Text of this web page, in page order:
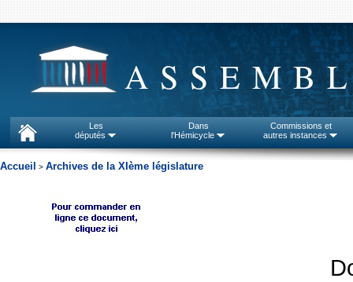
Les
députés
Dans
l'Hémicycle
Commissions et
autres instances
Accueil > Archives de la XIème législature